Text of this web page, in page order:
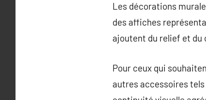
Les décorations
des affiches
ajoutent du relief et du
Pour ceux qui
autres accessoires